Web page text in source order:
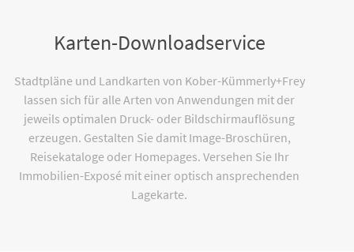
Karten-Downloadservice
Stadtpläne und Landkarten von Kober-Kümmerly+Frey
lassen sich für alle Arten von Anwendungen mit der
jeweils optimalen Druck- oder Bildschirmauflösung
erzeugen. Gestalten Sie damit Image-Broschüren,
Reisekataloge oder Homepages. Versehen Sie Ihr
Immobilien-Exposé mit einer optisch ansprechenden
Lagekarte.